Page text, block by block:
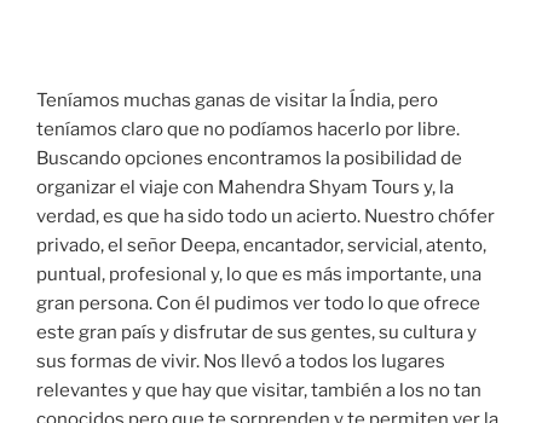
Teníamos muchas ganas de visitar la Índia, pero
teníamos claro que no podíamos hacerlo por libre.
Buscando opciones encontramos la posibilidad de
organizar el viaje con Mahendra Shyam Tours y, la
verdad, es que ha sido todo un acierto. Nuestro chófer
privado, el señor Deepa, encantador, servicial, atento,
puntual, profesional y, lo que es más importante, una
gran persona. Con él pudimos ver todo lo que ofrece
este gran país y disfrutar de sus gentes, su cultura y
sus formas de vivir. Nos llevó a todos los lugares
relevantes y que hay que visitar, también a los no tan